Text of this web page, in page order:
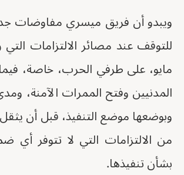
ويبدو أن فريق ميسري مفاوضات
مايو، على طرفي الحرب، خاصة،
المدنيين وفتح الممرات الآمنة،
وبوضعها موضع التنفيذ، قبل أن
من الالتزامات التي لا تتوفر أي
بشأن تنفيذها.